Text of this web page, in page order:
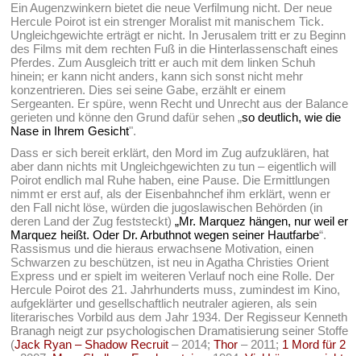
Ein Augenzwinkern bietet die neue Verfilmung nicht. Der neue
Hercule Poirot ist ein strenger Moralist mit manischem Tick.
Ungleichgewichte erträgt er nicht. In Jerusalem tritt er zu Beginn
des Films mit dem rechten Fuß in die Hinterlassenschaft eines
Pferdes. Zum Ausgleich tritt er auch mit dem linken Schuh
hinein; er kann nicht anders, kann sich sonst nicht mehr
konzentrieren. Dies sei seine Gabe, erzählt er einem
Sergeanten. Er spüre, wenn Recht und Unrecht aus der Balance
gerieten und könne den Grund dafür sehen „so deutlich, wie die
Nase in Ihrem Gesicht".
Dass er sich bereit erklärt, den Mord im Zug aufzuklären, hat
aber dann nichts mit Ungleichgewichten zu tun – eigentlich will
Poirot endlich mal Ruhe haben, eine Pause. Die Ermittlungen
nimmt er erst auf, als der Eisenbahnchef ihm erklärt, wenn er
den Fall nicht löse, würden die jugoslawischen Behörden (in
deren Land der Zug feststeckt)„Mr. Marquez hängen, nur weil er
Marquez heißt. Oder Dr. Arbuthnot wegen seiner Hautfarbe“.
Rassismus und die hieraus erwachsene Motivation, einen
Schwarzen zu beschützen, ist neu in Agatha Christies Orient
Express und er spielt im weiteren Verlauf noch eine Rolle. Der
Hercule Poirot des 21. Jahrhunderts muss, zumindest im Kino,
aufgeklärter und gesellschaftlich neutraler agieren, als sein
literarisches Vorbild aus dem Jahr 1934. Der Regisseur Kenneth
Branagh neigt zur psychologischen Dramatisierung seiner Stoffe
(Jack Ryan – Shadow Recruit – 2014;Thor – 2011; 1 Mord für 2